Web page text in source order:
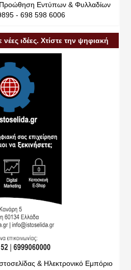
Προώθηση Εντύπων & Φυλλαδίων
- 698 598 6006
ιδέες. Χτίστε την ψηφιακή
& Ηλεκτρονικό Εμπόριο